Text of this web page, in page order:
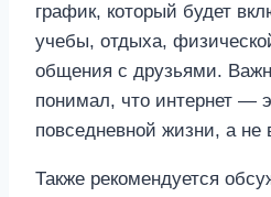
график, который будет
учебы, отдыха,
общения с друзьями.
понимал, что интернет —
повседневной жизни, а не
Также рекомендуется